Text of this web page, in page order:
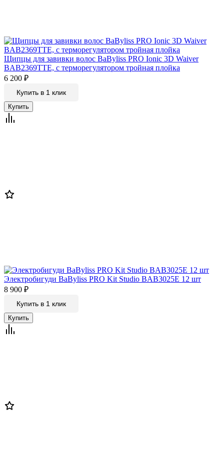
Щипцы для завивки волос BaByliss PRO Ionic 3D Waiver
BAB2369TTE, с терморегулятором тройная плойка
6 200 ₽
Купить в 1 клик
Электробигуди BaByliss PRO Kit Studio BAB3025E 12 шт
8 900 ₽
Купить в 1 клик